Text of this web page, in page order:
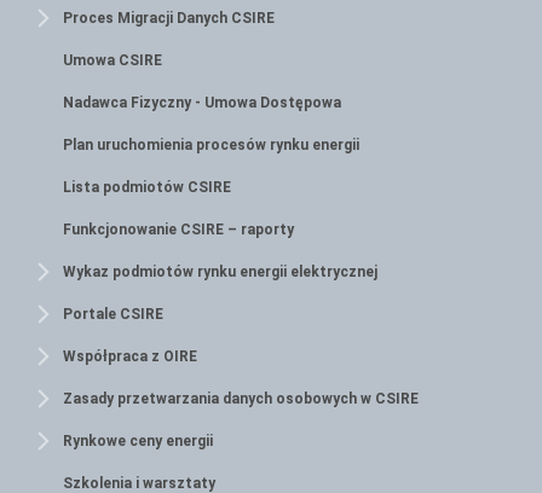
Proces Migracji Danych CSIRE
Umowa CSIRE
Nadawca Fizyczny - Umowa Dostępowa
Plan uruchomienia procesów rynku energii
Lista podmiotów CSIRE
Funkcjonowanie CSIRE – raporty
Wykaz podmiotów rynku energii elektrycznej
Portale CSIRE
Współpraca z OIRE
Zasady przetwarzania danych osobowych w CSIRE
Rynkowe ceny energii
Szkolenia i warsztaty